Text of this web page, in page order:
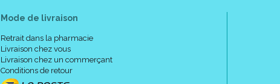
Mode de livraison
Retrait dans la pharmacie
Livraison chez vous
Livraison chez un commerçant
Conditions de retour